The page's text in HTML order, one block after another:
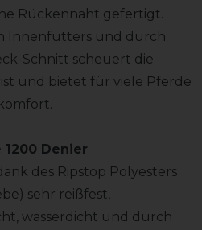
Rückennaht gefertigt.
Innenfutters und durch
Schnitt scheuert die
und bietet für viele Pferde
Denier
des Ripstop Polyesters
sehr reißfest,
wasserdicht und durch